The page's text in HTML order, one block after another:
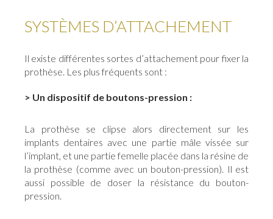
SYSTÈMES D’ATTACHEMENT
Il existe différentes sortes d’attachement pour fixer la
prothèse. Les plus fréquents sont :
> Un dispositif de boutons-pression :
La prothèse se clipse alors directement sur les
implants dentaires avec une partie mâle vissée sur
l’implant, et une partie femelle placée dans la résine de
la prothèse (comme avec un bouton-pression). Il est
aussi possible de doser la résistance du bouton-
pression.